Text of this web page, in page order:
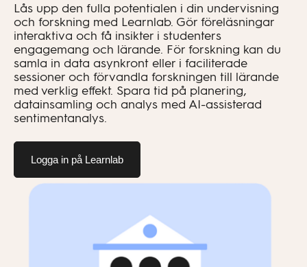
Lås upp den fulla potentialen i din undervisning
och forskning med Learnlab. Gör föreläsningar
interaktiva och få insikter i studenters
engagemang och lärande. För forskning kan du
samla in data asynkront eller i faciliterade
sessioner och förvandla forskningen till lärande
med verklig effekt. Spara tid på planering,
datainsamling och analys med AI-assisterad
sentimentanalys.
Logga in på Learnlab